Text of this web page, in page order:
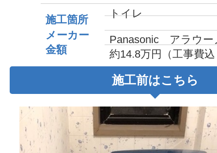
施工箇所
トイレ
メーカー
Panasonic アラウ
金額
約14.8万円（工事費
施工前はこちら